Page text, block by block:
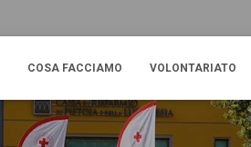
COSA FACCIAMO VOLONTARIATO